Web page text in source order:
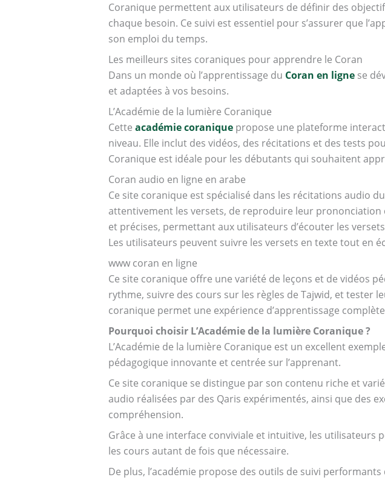
Coranique permettent aux utilisateurs de définir des
chaque besoin. Ce suivi est essentiel pour s’assurer que
son emploi du temps.
Les meilleurs sites coraniques pour apprendre le Coran
Dans un monde où l’apprentissage du Coran en lignese
et adaptées à vos besoins.
L’Académie de la lumière Coranique
Cette académie coraniquepropose une plateforme
niveau. Elle inclut des vidéos, des récitations et des tests
Coranique est idéale pour les débutants qui souhaitent
Coran audio en ligne en arabe
Ce site coranique est spécialisé dans les récitations audio
attentivement les versets, de reproduire leur
et précises, permettant aux utilisateurs d’écouter les
Les utilisateurs peuvent suivre les versets en texte tout en
www coran en ligne
Ce site coranique offre une variété de leçons et de vidéos
rythme, suivre des cours sur les règles de Tajwid, et tester
coranique permet une expérience d’apprentissage
Pourquoi choisir L’Académie de la lumière Coranique ?
L’Académie de la lumière Coranique est un excellent
pédagogique innovante et centrée sur l’apprenant.
Ce site coranique se distingue par son contenu riche et
audio réalisées par des Qaris expérimentés, ainsi que des
compréhension.
Grâce à une interface conviviale et intuitive, les
les cours autant de fois que nécessaire.
De plus, l’académie propose des outils de suivi